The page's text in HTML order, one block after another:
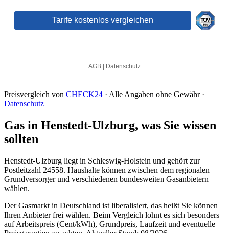
Preisvergleich von CHECK24 · Alle Angaben ohne Gewähr ·
Datenschutz
Gas in Henstedt-Ulzburg, was Sie wissen
sollten
Henstedt-Ulzburg liegt in Schleswig-Holstein und gehört zur
Postleitzahl 24558. Haushalte können zwischen dem regionalen
Grundversorger und verschiedenen bundesweiten Gasanbietern
wählen.
Der Gasmarkt in Deutschland ist liberalisiert, das heißt Sie können
Ihren Anbieter frei wählen. Beim Vergleich lohnt es sich besonders
auf Arbeitspreis (Cent/kWh), Grundpreis, Laufzeit und eventuelle